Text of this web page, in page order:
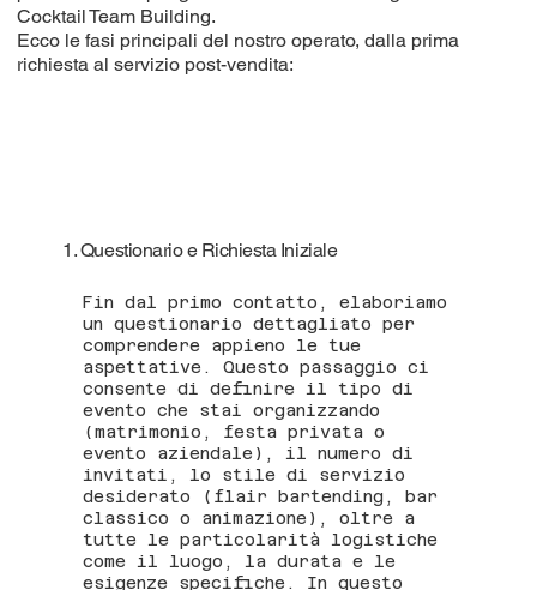
Cocktail Team Building.
Ecco le fasi principali del nostro operato, dalla prima
richiesta al servizio post-vendita:
1. Questionario e Richiesta Iniziale
Fin dal primo contatto, elaboriamo
un questionario dettagliato per
comprendere appieno le tue
aspettative. Questo passaggio ci
consente di definire il tipo di
evento che stai organizzando
(matrimonio, festa privata o
evento aziendale), il numero di
invitati, lo stile di servizio
desiderato (flair bartending, bar
classico o animazione), oltre a
tutte le particolarità logistiche
come il luogo, la durata e le
esigenze specifiche. In questo